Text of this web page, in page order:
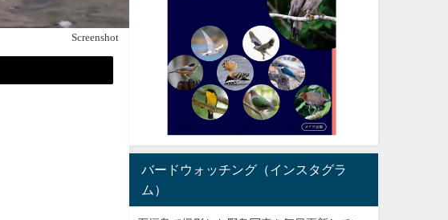
Screenshot
バードウォッチング（インスタグラ
ム）